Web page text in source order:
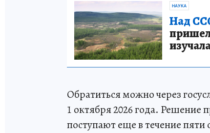
НАУКА
Над
Обратиться можно через
1 октября 2026 года. Решение
поступают еще в течение пяти